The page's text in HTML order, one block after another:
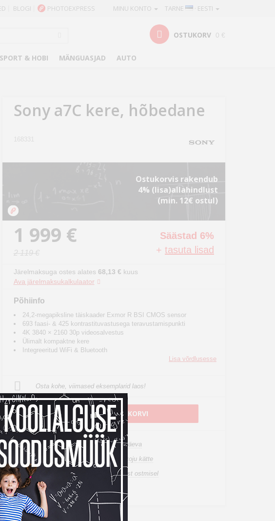
TARNE · EESTI
MINU KONTO
BLOGI PHOTOEXPRESS
OSTUKORV 0 €
SPORT & HOBI MÄNGUASJAD AUTO
Sony a7C kere, hõbedane
168331
Ostukorvis rakendub
4% (lisa)allahindlust
(min. 12€ ostul)
1 999 €
+ tasuta lisad
Säästad 6%
2 119 €
Järelmaksuga ostes alates 68,13 € kuus
Ava järelmaksukalkulaator
Põhiinfo
24,2-megapiksline täiskaader Exmor R BSI CMOS sensor
693 faasi- & 425 kontrastituvastusega teravustamispunkti
4K 3840 × 2160 30p videosalvestus
Ülimalt kompaktne kere
Integreeritud WiFi & Bluetooth
Lisa võrdlusesse
Osta kohe, viimased eksemplarid laos!
LISA OSTUKORVI
Toode on laos, tarneaeg 1-3 tööpäeva
See toode tuuakse sulle tasuta koju kätte
14
14 päeva tagastusõigus internetist ostmisel
Küsi vahetuspakkumist